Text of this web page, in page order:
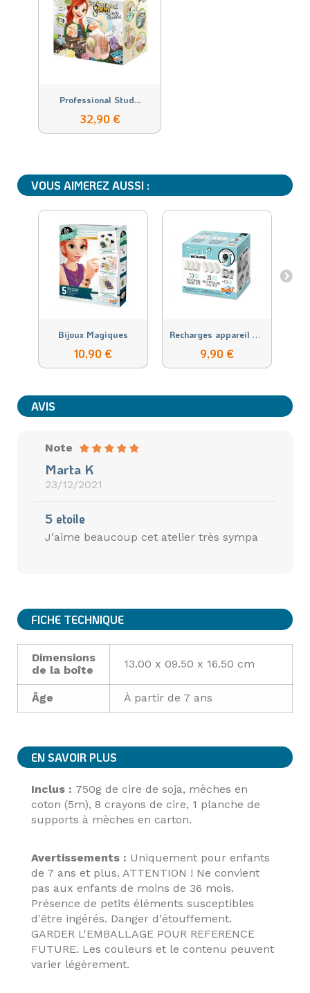
Professional Stud...
32,90 €
VOUS AIMEREZ AUSSI :
Bijoux Magiques
10,90 €
R
echarges appareil photo imprimante
9,90 €
AVIS
Note
Marta K
23/12/2021
5 etoile
J'aime beaucoup cet atelier très sympa
FICHE TECHNIQUE
Dimensions
de la boîte
13.00 x 09.50 x 16.50 cm
Âge À partir de 7 ans
EN SAVOIR PLUS
Inclus : 750g de cire de soja, mèches en
coton (5m), 8 crayons de cire, 1 planche de
supports à mèches en carton.
Avertissements : Uniquement pour enfants
de 7 ans et plus. ATTENTION ! Ne convient
pas aux enfants de moins de 36 mois.
Présence de petits éléments susceptibles
d'être ingérés. Danger d'étouffement.
GARDER L'EMBALLAGE POUR REFERENCE
FUTURE. Les couleurs et le contenu peuvent
varier légèrement.